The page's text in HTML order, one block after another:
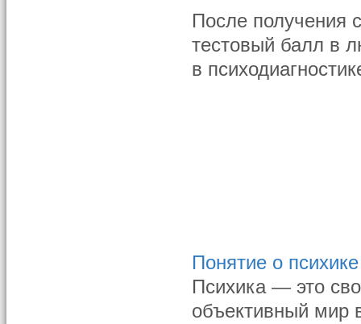
После получения
тестовый балл в
в
Понятие о
Психика — это
объективный мир